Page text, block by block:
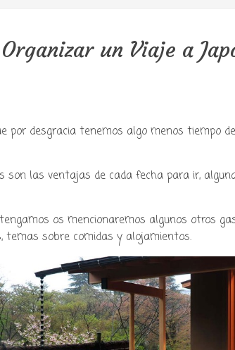
radio y
cultura
un Viaje a
por desgracia tenemos algo menos tiempo
son las ventajas de cada fecha para ir,
os mencionaremos algunos otros
temas sobre comidas y alojamientos.